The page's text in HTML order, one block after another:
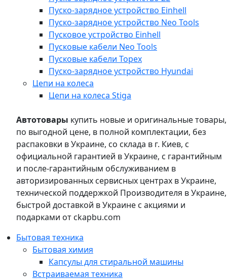
Пуско-зарядное устройство Einhell
Пуско-зарядное устройство Neo Tools
Пусковое устройство Einhell
Пусковые кабели Neo Tools
Пусковые кабели Topex
Пуско-зарядное устройство Hyundai
Цепи на колеса
Цепи на колеса Stiga
Автотовары купить новые и оригинальные товары,
по выгодной цене, в полной комплектации, без
распаковки в Украине, со склада в г. Киев, с
официальной гарантией в Украине, с гарантийным
и после-гарантийным обслуживанием в
авторизированных сервисных центрах в Украине,
технической поддержкой Производителя в Украине,
быстрой доставкой в Украине с акциями и
подарками от ckapbu.com
Бытовая техника
Бытовая химия
Капсулы для стиральной машины
Встраиваемая техника